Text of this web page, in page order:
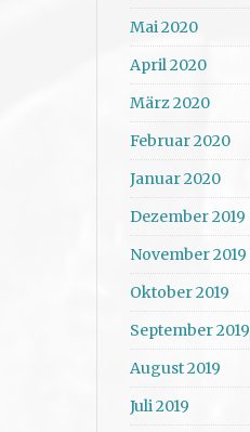
Mai 2020
April 2020
März 2020
Februar 2020
Januar 2020
Dezember 2019
November 2019
Oktober 2019
September 2019
August 2019
Juli 2019